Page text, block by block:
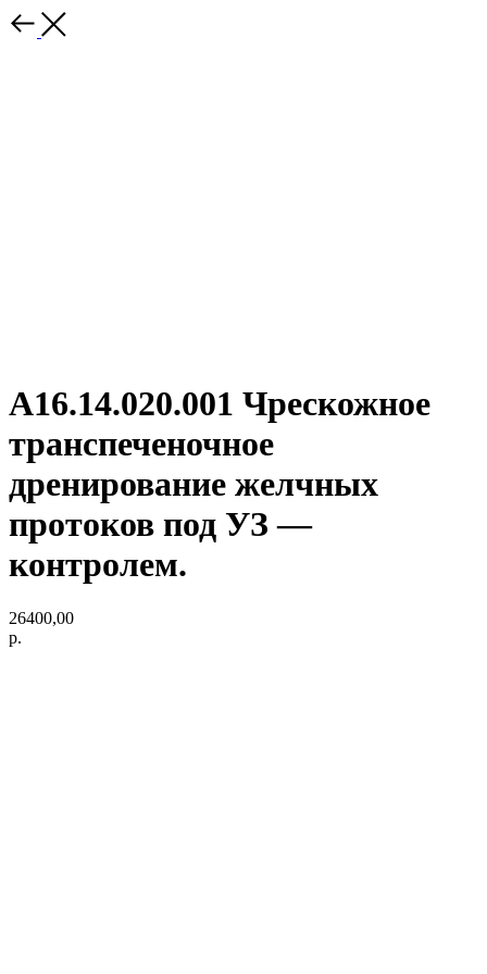
A16.14.020.001 Чрескожное
транспеченочное
дренирование желчных
протоков под УЗ —
контролем.
26400,00
р.